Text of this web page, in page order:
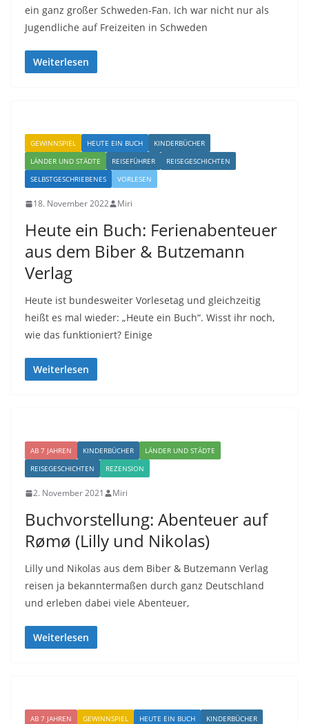
ein ganz großer Schweden-Fan. Ich war nicht nur als
Jugendliche auf Freizeiten in Schweden
Weiterlesen
GEWINNSPIEL HEUTE EIN BUCH
KINDERBÜCHER
LÄNDER UND STÄDTE
REISEFÜHRER
REISEGESCHICHTEN
SELBSTGESCHRIEBENES
VORLESEN
18. November 2022 Miri
Heute ein Buch: Ferienabenteuer
aus dem Biber & Butzemann
Verlag
Heute ist bundesweiter Vorlesetag und gleichzeitig
heißt es mal wieder: „Heute ein Buch“. Wisst ihr noch,
wie das funktioniert? Einige
Weiterlesen
AB 7 JAHREN KINDERBÜCHER
LÄNDER UND STÄDTE
REISEGESCHICHTEN
REZENSION
2. November 2021 Miri
Buchvorstellung: Abenteuer auf
Rømø (Lilly und Nikolas)
Lilly und Nikolas aus dem Biber & Butzemann Verlag
reisen ja bekanntermaßen durch ganz Deutschland
und erleben dabei viele Abenteuer,
Weiterlesen
AB 7 JAHREN GEWINNSPIEL HEUTE EIN BUCH
KINDERBÜCHER